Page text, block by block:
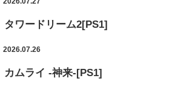
タワードリーム2[PS1]
2026.07.26
カムライ -神来-[PS1]